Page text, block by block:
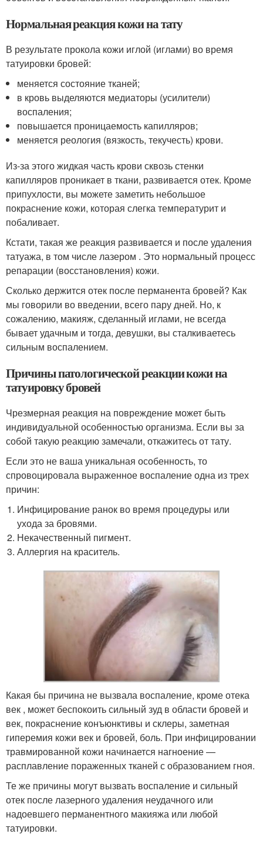
Нормальная реакция кожи на тату
В результате прокола кожи иглой (иглами) во время
татуировки бровей:
меняется состояние тканей;
в кровь выделяются медиаторы (усилители)
воспаления;
повышается проницаемость капилляров;
меняется реология (вязкость, текучесть) крови.
Из-за этого жидкая часть крови сквозь стенки
капилляров проникает в ткани, развивается отек. Кроме
припухлости, вы можете заметить небольшое
покраснение кожи, которая слегка температурит и
побаливает.
Кстати, такая же реакция развивается и после удаления
татуажа, в том числе лазером . Это нормальный процесс
репарации (восстановления) кожи.
Сколько держится отек после перманента бровей? Как
мы говорили во введении, всего пару дней. Но, к
сожалению, макияж, сделанный иглами, не всегда
бывает удачным и тогда, девушки, вы сталкиваетесь
сильным воспалением.
Причины патологической реакции кожи на
татуировку бровей
Чрезмерная реакция на повреждение может быть
индивидуальной особенностью организма. Если вы за
собой такую реакцию замечали, откажитесь от тату.
Если это не ваша уникальная особенность, то
спровоцировала выраженное воспаление одна из трех
причин:
Инфицирование ранок во время процедуры или
ухода за бровями.
Некачественный пигмент.
Аллергия на краситель.
Какая бы причина не вызвала воспаление, кроме отека
век , может беспокоить сильный зуд в области бровей и
век, покраснение конъюнктивы и склеры, заметная
гиперемия кожи век и бровей, боль. При инфицировании
травмированной кожи начинается нагноение —
расплавление пораженных тканей с образованием гноя.
Те же причины могут вызвать воспаление и сильный
отек после лазерного удаления неудачного или
надоевшего перманентного макияжа или любой
татуировки.